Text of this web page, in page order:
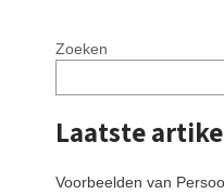
Zoeken
Laatste
Voorbeelden van